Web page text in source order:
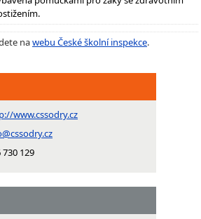
nawebu České školní inspekce.
www.cssodry.cz
730 129